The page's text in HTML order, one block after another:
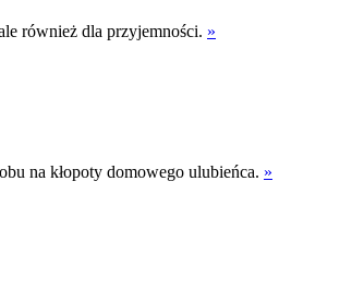
również dla przyjemności. »
na kłopoty domowego ulubieńca. »